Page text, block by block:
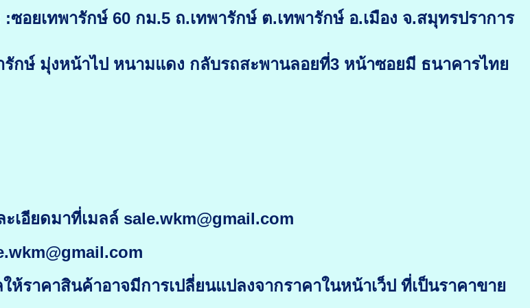
อยเทพารักษ์ 60 กม.5 ถ.เทพารักษ์ ต.เทพารักษ์ อ.เมือง จ.สมุทรปราการ
รักษ์ มุ่งหน้าไป หนามแดง กลับรถสะพานลอยที่3 หน้าซอยมี ธนาคารไทย
ะเอียดมาที่เมลล์ sale.wkm@gmail.com
ห้ราคาสินค้าอาจมีการเปลี่ยนแปลงจากราคาในหน้าเว็ป ที่เป็นราคาขาย